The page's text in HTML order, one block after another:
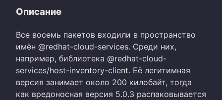
Описание
Все восемь пакетов входили в пространство
имён @redhat-cloud-services. Среди них,
например, библиотека @redhat-cloud-
services/host-inventory-client. Её легитимная
версия занимает около 200 килобайт, тогда
как вредоносная версия 5.0.3 распаковывается